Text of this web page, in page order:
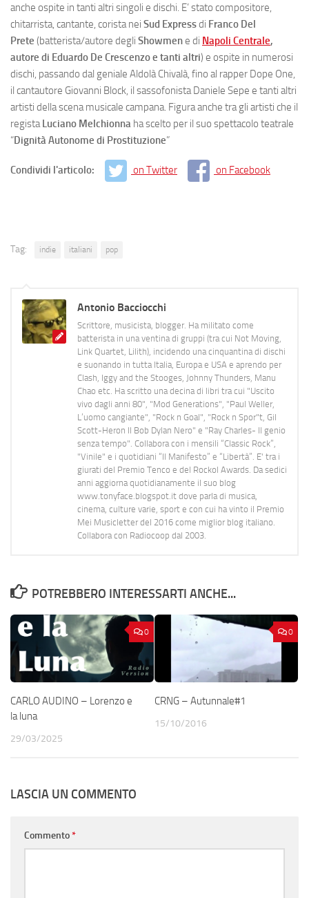
anche ospite in tanti altri singoli e dischi. E’ stato compositore,
chitarrista, cantante, corista nei Sud Expressdi Franco Del
Prete (batterista/autore degli Showmene di Napoli Centrale,
autore di Eduardo De Crescenzo e tanti altri) e ospite in numerosi
dischi, passando dal geniale Aldolà Chivalà, fino al rapper Dope One,
il cantautore Giovanni Block, il sassofonista Daniele Sepe e tanti altri
artisti della scena musicale campana. Figura anche tra gli artisti che il
registaLuciano Melchionna ha scelto per il suo spettacolo teatrale
“Dignità Autonome di Prostituzione”
Condividi l'articolo: on Twitter on Facebook
Tag: indie italiani pop
Antonio Bacciocchi
Scrittore, musicista, blogger. Ha militato come
batterista in una ventina di gruppi (tra cui Not Moving,
Link Quartet, Lilith), incidendo una cinquantina di dischi
e suonando in tutta Italia, Europa e USA e aprendo per
Clash, Iggy and the Stooges, Johnny Thunders, Manu
Chao etc. Ha scritto una decina di libri tra cui "Uscito
vivo dagli anni 80", "Mod Generations", "Paul Weller,
L’uomo cangiante", "Rock n Goal", "Rock n Spor"t, Gil
Scott-Heron Il Bob Dylan Nero" e "Ray Charles- Il genio
senza tempo". Collabora con i mensili “Classic Rock”,
"Vinile" e i quotidiani “Il Manifesto” e “Libertà”. E' tra i
giurati del Premio Tenco e del Rockol Awards. Da sedici
anni aggiorna quotidianamente il suo blog
www.tonyface.blogspot.it dove parla di musica,
cinema, culture varie, sport e con cui ha vinto il Premio
Mei Musicletter del 2016 come miglior blog italiano.
Collabora con Radiocoop dal 2003.
POTREBBERO INTERESSARTI ANCHE...
0
CARLO AUDINO – Lorenzo e
la luna
29/03/2025
0
CRNG – Autunnale#1
15/10/2016
LASCIA UN COMMENTO
Commento*